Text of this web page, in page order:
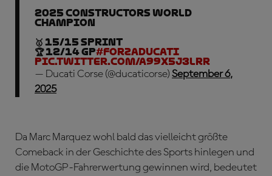
2025 Constructors World
Champion
🥇 15/15 SPRINT
🏆 12/14 GP#ForzaDucati
pic.twitter.com/A99x5J3lRr
— Ducati Corse (@ducaticorse) September 6,
2025
Da Marc Marquez wohl bald das vielleicht größte
Comeback in der Geschichte des Sports hinlegen und
die MotoGP-Fahrerwertung gewinnen wird, bedeutet